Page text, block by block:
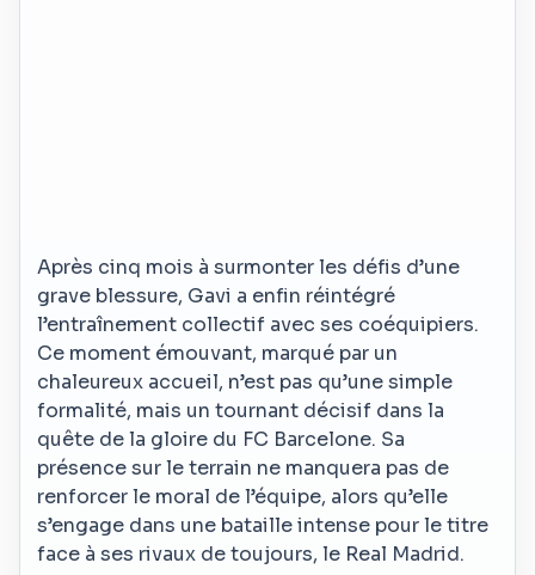
Après cinq mois à surmonter les défis d’une
grave blessure, Gavi a enfin réintégré
l’entraînement collectif avec ses coéquipiers.
Ce moment émouvant, marqué par un
chaleureux accueil, n’est pas qu’une simple
formalité, mais un tournant décisif dans la
quête de la gloire du FC Barcelone. Sa
présence sur le terrain ne manquera pas de
renforcer le moral de l’équipe, alors qu’elle
s’engage dans une bataille intense pour le titre
face à ses rivaux de toujours, le Real Madrid.